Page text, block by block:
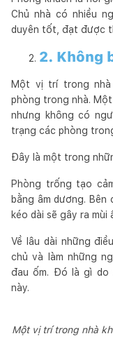
Chủ nhà có nhiều
duyên tốt, đạt được
2. Không
Một vị trí trong
phòng trong nhà.
nhưng không có
trạng các phòng
Đây là một trong
Phòng trống tạo
bằng âm dương.
kéo dài sẽ gây ra mùi
Về lâu dài những
chủ và làm những
đau ốm. Đó là gì
này.
Một vị trí trong nhà